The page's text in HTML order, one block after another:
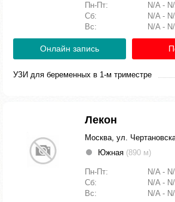
Пн-Пт:
N/A -
Сб:
N/A -
Вс:
N/A -
Онлайн запись
УЗИ для беременных в 1-м триместре
Лекон
Москва, ул.
Южная (890 м)
Пн-Пт:
N/A -
Сб:
N/A -
Вс:
N/A -